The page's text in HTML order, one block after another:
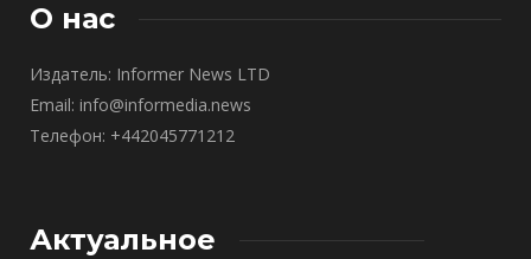
О нас
Издатель: Informer News LTD
Email: info@informedia.news
Телефон: +442045771212
Актуальное